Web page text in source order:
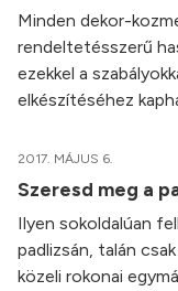
Minden dekor-
rendeltetésszerű
ezekkel a
elkészítéséhez
2017. MÁJUS 6.
Szeresd meg a
Ilyen sokoldalúan
padlizsán, talán
közeli rokonai